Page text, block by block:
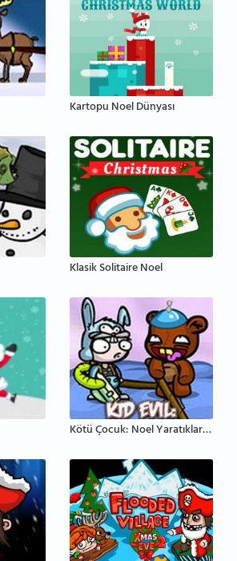
Kartopu Noel Dünyası
Klasik Solitaire Noel
Kötü Çocuk: Noel Yaratıklarını Öldür